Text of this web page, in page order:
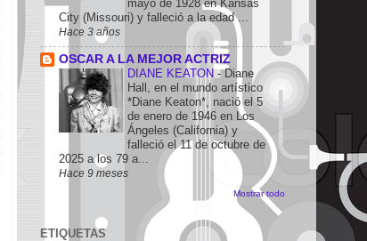
mayo de 1928 en Kansas
City (Missouri) y falleció a la edad ...
Hace 3 años
OSCAR A LA MEJOR ACTRIZ
DIANE KEATON-Diane
Hall, en el mundo artístico
*Diane Keaton*, nació el 5
de enero de 1946 en Los
Ángeles (California) y
falleció el 11 de octubre de
2025 a los 79 a...
Hace 9 meses
Mostrar todo
ETIQUETAS